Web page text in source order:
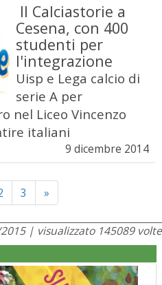
Il Calciastorie a
Cesena, con 400
studenti per
l'integrazione
Uisp e Lega calcio di
serie A per
nel Liceo Vincenzo
italiani
9 dicembre 2014
3 »Next
| visualizzato 145089 volte